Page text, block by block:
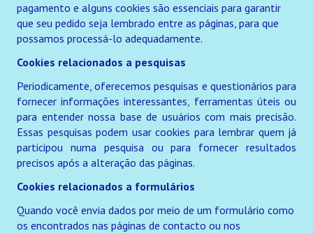
pagamento e alguns cookies são essenciais para garantir
que seu pedido seja lembrado entre as páginas, para que
possamos processá-lo adequadamente.
Cookies relacionados a pesquisas
Periodicamente, oferecemos pesquisas e questionários para
fornecer informações interessantes, ferramentas úteis ou
para entender nossa base de usuários com mais precisão.
Essas pesquisas podem usar cookies para lembrar quem já
participou numa pesquisa ou para fornecer resultados
precisos após a alteração das páginas.
Cookies relacionados a formulários
Quando você envia dados por meio de um formulário como
os encontrados nas páginas de contacto ou nos